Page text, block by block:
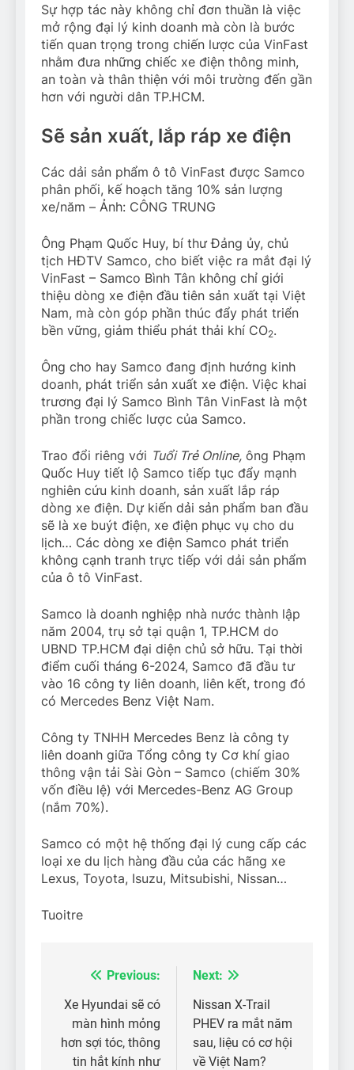
Sự hợp tác này không chỉ đơn thuần là việc
mở rộng đại lý kinh doanh mà còn là bước
tiến quan trọng trong chiến lược của VinFast
nhằm đưa những chiếc xe điện thông minh,
an toàn và thân thiện với môi trường đến gần
hơn với người dân TP.HCM.
Sẽ sản xuất, lắp ráp xe điện
Các dải sản phẩm ô tô VinFast được Samco
phân phối, kế hoạch tăng 10% sản lượng
xe/năm – Ảnh: CÔNG TRUNG
Ông Phạm Quốc Huy, bí thư Đảng ủy, chủ
tịch HĐTV Samco, cho biết việc ra mắt đại lý
VinFast – Samco Bình Tân không chỉ giới
thiệu dòng xe điện đầu tiên sản xuất tại Việt
Nam, mà còn góp phần thúc đẩy phát triển
bền vững, giảm thiểu phát thải khí CO2.
Ông cho hay Samco đang định hướng kinh
doanh, phát triển sản xuất xe điện. Việc khai
trương đại lý Samco Bình Tân VinFast là một
phần trong chiếc lược của Samco.
Trao đổi riêng với Tuổi Trẻ Online, ông Phạm
Quốc Huy tiết lộ Samco tiếp tục đẩy mạnh
nghiên cứu kinh doanh, sản xuất lắp ráp
dòng xe điện. Dự kiến dải sản phẩm ban đầu
sẽ là xe buýt điện, xe điện phục vụ cho du
lịch… Các dòng xe điện Samco phát triển
không cạnh tranh trực tiếp với dải sản phẩm
của ô tô VinFast.
Samco là doanh nghiệp nhà nước thành lập
năm 2004, trụ sở tại quận 1, TP.HCM do
UBND TP.HCM đại diện chủ sở hữu. Tại thời
điểm cuối tháng 6-2024, Samco đã đầu tư
vào 16 công ty liên doanh, liên kết, trong đó
có Mercedes Benz Việt Nam.
Công ty TNHH Mercedes Benz là công ty
liên doanh giữa Tổng công ty Cơ khí giao
thông vận tải Sài Gòn – Samco (chiếm 30%
vốn điều lệ) với Mercedes-Benz AG Group
(nắm 70%).
Samco có một hệ thống đại lý cung cấp các
loại xe du lịch hàng đầu của các hãng xe
Lexus, Toyota, Isuzu, Mitsubishi, Nissan…
Tuoitre
Điều
hướng
bài
viết
Previous:
Xe Hyundai sẽ có
màn hình mỏng
hơn sợi tóc, thông
tin hắt kính như
Next:
Nissan X-Trail
PHEV ra mắt năm
sau, liệu có cơ hội
về Việt Nam?